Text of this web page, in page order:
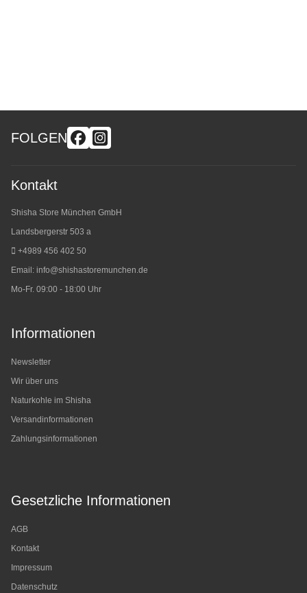
FOLGEN
Kontakt
Shisha Store München GmbH
Landsbergerstr 503 a
+4989 456 402 50
Email: info@shishastoremunchen.de
Mo-Fr. 09:00 - 18:00 Uhr
Informationen
Newsletter
Wir über uns
Naturkohle im Shisha
Versandinformationen
Zahlungsinformationen
Gesetzliche Informationen
AGB
Kontakt
Impressum
Datenschutz